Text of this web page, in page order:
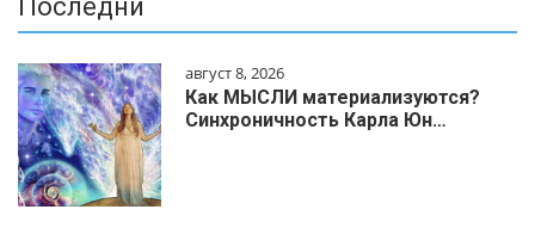
Последни
август 8, 2026
Как МЫСЛИ материализуются?
Синхроничность Карла Юн…